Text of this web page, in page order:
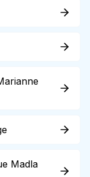
Madla